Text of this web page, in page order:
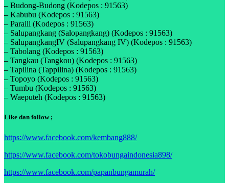
– Budong-Budong (Kodepos : 91563)
– Kabubu (Kodepos : 91563)
– Paraili (Kodepos : 91563)
– Salupangkang (Salopangkang) (Kodepos : 91563)
– SalupangkangIV (Salupangkang IV) (Kodepos : 91563)
– Tabolang (Kodepos : 91563)
– Tangkau (Tangkou) (Kodepos : 91563)
– Tapilina (Tappilina) (Kodepos : 91563)
– Topoyo (Kodepos : 91563)
– Tumbu (Kodepos : 91563)
– Waeputeh (Kodepos : 91563)
Like dan follow ;
https://www.facebook.com/kembang888/
https://www.facebook.com/tokobungaindonesia898/
https://www.facebook.com/papanbungamurah/